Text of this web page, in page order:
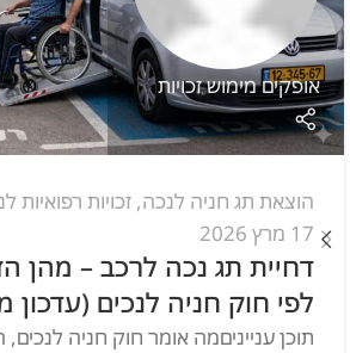
אופקים מימוש זכויות
הוצאת תג חניה לנכה, זכויות רפואיות
17 מרץ 2026
דחיית תג נכה לרכב – מהן
לפי חוק חניה לנכים (עדכון מרץ